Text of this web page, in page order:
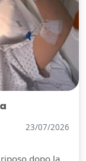
23/07/2026
dopo la